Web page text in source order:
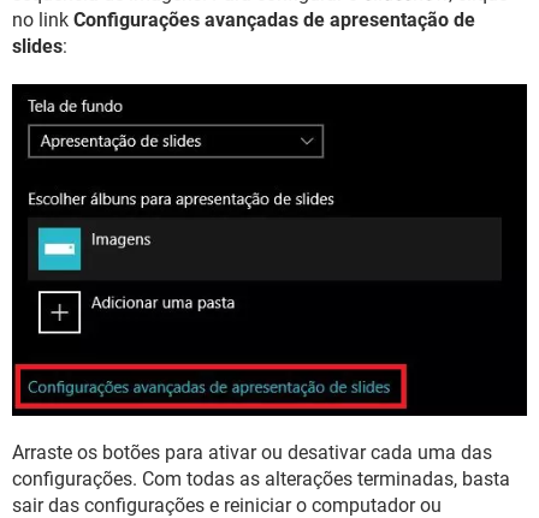
no link Configurações avançadas de apresentação de
slides:
Arraste os botões para ativar ou desativar cada uma das
configurações. Com todas as alterações terminadas, basta
sair das configurações e reiniciar o computador ou